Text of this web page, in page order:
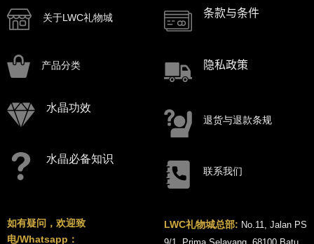
关于LWC礼物城
产品分类
水晶功效
水晶必备知识
条款与条件
隐私政策
退货与退款条规
联系我们
如有疑问，欢迎致
电/Whatsapp：
LWC礼物城总部: No.11, Jalan PS